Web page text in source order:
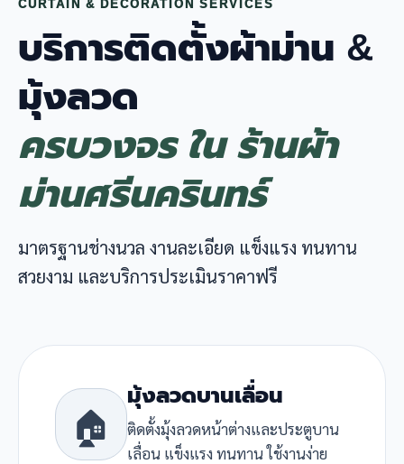
CURTAIN & DECORATION SERVICES
บริการติดตั้งผ้าม่าน &
มุ้งลวด
ครบวงจร ใน ร้านผ้า
ม่านศรีนครินทร์
มาตรฐานช่างนวล งานละเอียด แข็งแรง ทนทาน
สวยงาม และบริการประเมินราคาฟรี
🏠
มุ้งลวดบานเลื่อน
ติดตั้งมุ้งลวดหน้าต่างและประตูบาน
เลื่อน แข็งแรง ทนทาน ใช้งานง่าย